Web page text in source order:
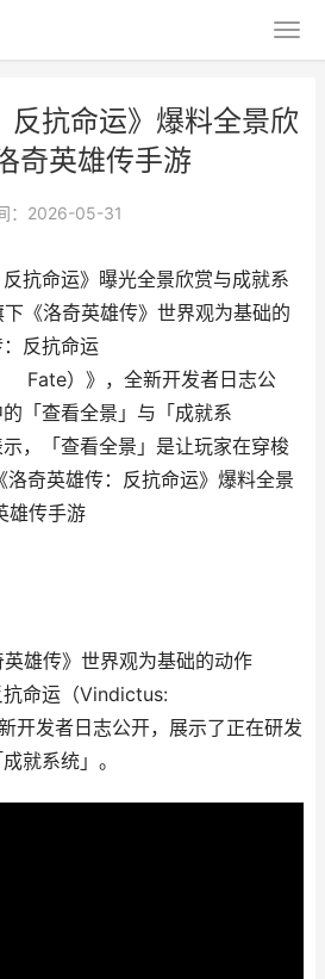
反抗命运》爆料全景欣
奇英雄传手游
：2026-05-31
抗命运》曝光全景欣赏与成就系
洛奇英雄传》世界观为基础的
反抗命运
Fate）》，全新开发者日志公
「查看全景」与「成就系
「查看全景」是让玩家在穿梭
奇英雄传：反抗命运》爆料全景
雄传手游
传》世界观为基础的动作
抗命运（Vindictus:
开发者日志公开，展示了正在研发
就系统」。